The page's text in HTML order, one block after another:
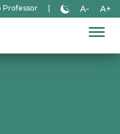
Professor A- A+